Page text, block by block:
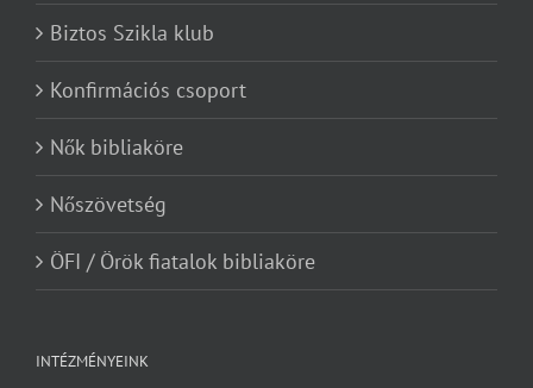
Biztos Szikla klub
Konfirmációs csoport
Nők bibliaköre
Nőszövetség
ÖFI / Örök fiatalok bibliaköre
INTÉZMÉNYEINK